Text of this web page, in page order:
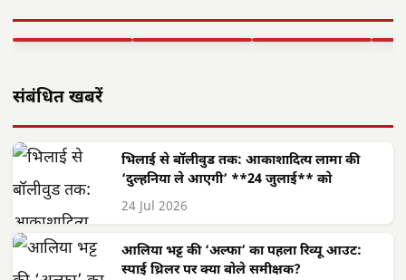
वासेपुर'…
साय के नेतृत्व में…
शासन…
संबंधित खबरें
भिलाई से बॉलीवुड तक: आकाशादित्य लामा की
‘दुल्हनिया ले आएगी’ **24 जुलाई** को
24 Jul 2026
आलिया भट्ट की ‘अल्फा’ का पहला रिव्यू आउट:
स्पाई थ्रिलर पर क्या बोले समीक्षक?